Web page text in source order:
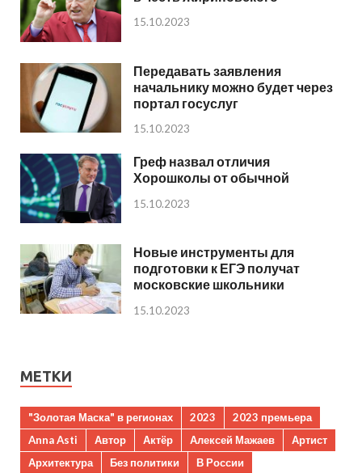
15.10.2023
Передавать заявления
начальнику можно будет через
портал госуслуг
15.10.2023
Греф назвал отличия
Хорошколы от обычной
15.10.2023
Новые инструменты для
подготовки к ЕГЭ получат
московские школьники
15.10.2023
МЕТКИ
"Золотая Маска" в регионах 2023
2023 премьера
Anna Asti
Автор Актёр Алексей Мажаев
Артист
Архитектура
Без политики
В России